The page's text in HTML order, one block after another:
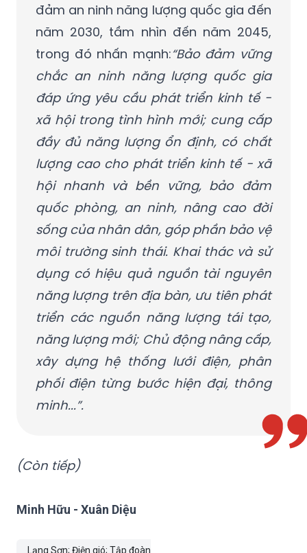
đảm an ninh năng lượng quốc gia đến
năm 2030, tầm nhìn đến năm 2045,
trong đó nhấn mạnh:“Bảo đảm vững
chắc an ninh năng lượng quốc gia
đáp ứng yêu cầu phát triển kinh tế -
xã hội trong tình hình mới; cung cấp
đầy đủ năng lượng ổn định, có chất
lượng cao cho phát triển kinh tế - xã
hội nhanh và bền vững, bảo đảm
quốc phòng, an ninh, nâng cao đời
sống của nhân dân, góp phần bảo vệ
môi trường sinh thái. Khai thác và sử
dụng có hiệu quả nguồn tài nguyên
năng lượng trên địa bàn, ưu tiên phát
triển các nguồn năng lượng tái tạo,
năng lượng mới; Chủ động nâng cấp,
xây dựng hệ thống lưới điện, phân
phối điện từng bước hiện đại, thông
minh...”.
(Còn tiếp)
Minh Hữu - Xuân Diệu
Lạng Sơn; Điện gió; Tập đoàn